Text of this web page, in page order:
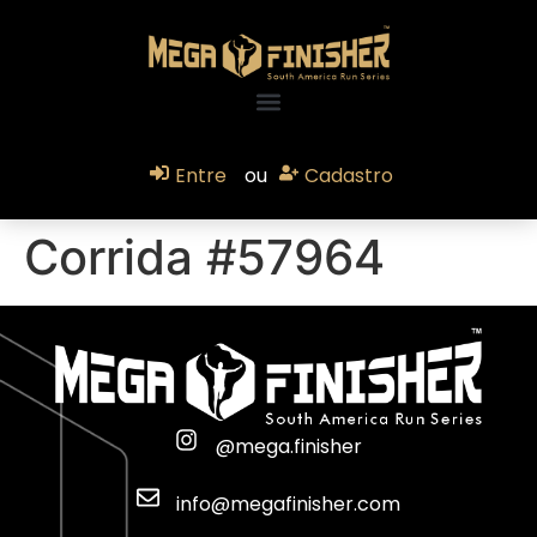
Entre ou Cadastro
Corrida #57964
@mega.finisher
info@megafinisher.com